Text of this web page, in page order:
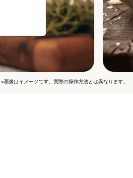
※画像はイメージです。実際の操作方法とは異なります。